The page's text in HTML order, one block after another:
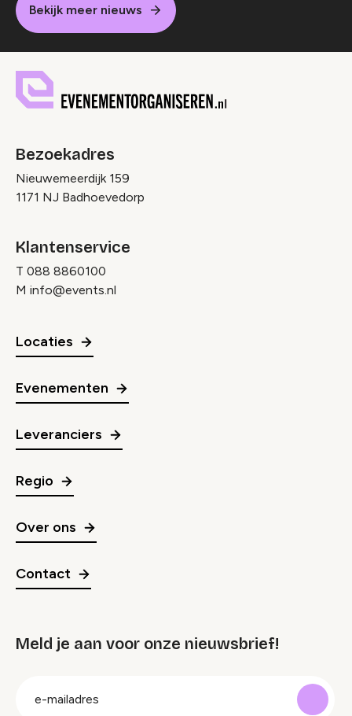
Bekijk meer nieuws
Bezoekadres
Nieuwemeerdijk 159
1171 NJ Badhoevedorp
Klantenservice
T 088 8860100
M info@events.nl
Locaties
Evenementen
Leveranciers
Regio
Over ons
Contact
Meld je aan voor onze nieuwsbrief!